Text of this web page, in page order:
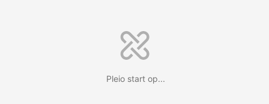
Pleio start op...